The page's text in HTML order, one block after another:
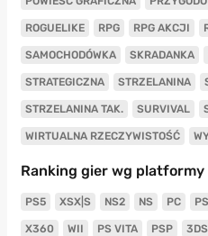
ROGUELIKE RPG RPG AKCJI
SAMOCHODÓWKA SKRADANKA
STRATEGICZNA STRZELANINA
STRZELANINA TAK. SURVIVAL
WIRTUALNA RZECZYWISTOŚĆ
Ranking gier wg platformy
PS5 XSX|S NS2 NS PC
X360 WII PS VITA PSP 3DS